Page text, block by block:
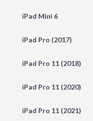
iPad Mini 6
iPad Pro (2017)
iPad Pro 11 (2018)
iPad Pro 11 (2020)
iPad Pro 11 (2021)